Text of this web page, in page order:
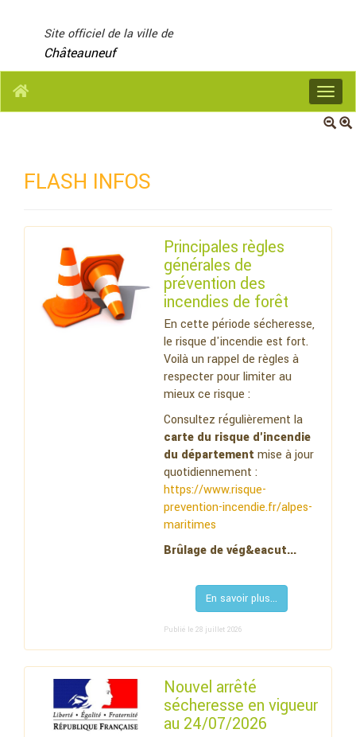
Site officiel de la ville de
Châteauneuf
Menu
FLASH INFOS
Principales règles
générales de
prévention des
incendies de forêt
En cette période sécheresse,
le risque d'incendie est fort.
Voilà un rappel de règles à
respecter pour limiter au
mieux ce risque :
Consultez régulièrement la
carte du risque d'incendie
du départementmise à jour
quotidiennement :
https://www.risque-
prevention-incendie.fr/alpes-
maritimes
Brûlage de vég&eacut...
En savoir plus...
Publié le 28 juillet 2026
Nouvel arrêté
sécheresse en vigueur
au 24/07/2026